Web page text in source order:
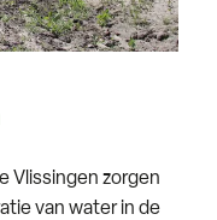
Vlissingen zorgen
van water in de